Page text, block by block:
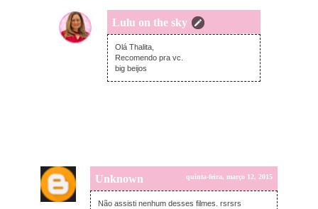
Lulu on the sky
quinta-feira, março 12, 2015
Olá Thalita,
Recomendo pra vc.
big beijos
Unknown quinta-feira, março 12, 2015
Não assisti nenhum desses filmes. rsrsrs